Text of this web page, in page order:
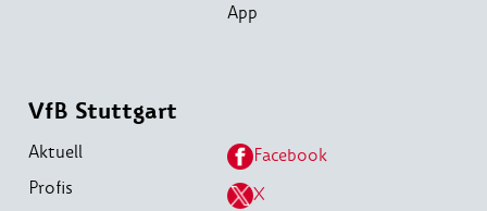
App
VfB Stuttgart
Aktuell
Profis
Facebook
X